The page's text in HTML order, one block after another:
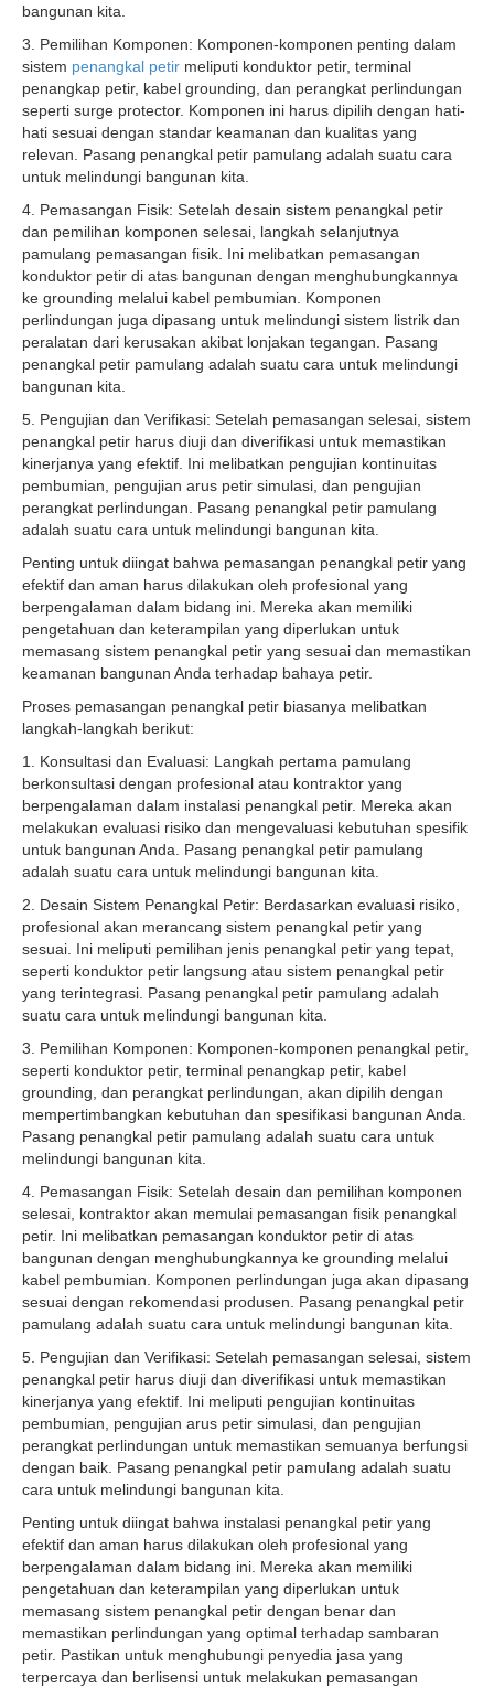
bangunan kita.
3. Pemilihan Komponen: Komponen-komponen penting dalam
sistem penangkal petir meliputi konduktor petir, terminal
penangkap petir, kabel grounding, dan perangkat perlindungan
seperti surge protector. Komponen ini harus dipilih dengan hati-
hati sesuai dengan standar keamanan dan kualitas yang
relevan. Pasang penangkal petir pamulang adalah suatu cara
untuk melindungi bangunan kita.
4. Pemasangan Fisik: Setelah desain sistem penangkal petir
dan pemilihan komponen selesai, langkah selanjutnya
pamulang pemasangan fisik. Ini melibatkan pemasangan
konduktor petir di atas bangunan dengan menghubungkannya
ke grounding melalui kabel pembumian. Komponen
perlindungan juga dipasang untuk melindungi sistem listrik dan
peralatan dari kerusakan akibat lonjakan tegangan. Pasang
penangkal petir pamulang adalah suatu cara untuk melindungi
bangunan kita.
5. Pengujian dan Verifikasi: Setelah pemasangan selesai, sistem
penangkal petir harus diuji dan diverifikasi untuk memastikan
kinerjanya yang efektif. Ini melibatkan pengujian kontinuitas
pembumian, pengujian arus petir simulasi, dan pengujian
perangkat perlindungan. Pasang penangkal petir pamulang
adalah suatu cara untuk melindungi bangunan kita.
Penting untuk diingat bahwa pemasangan penangkal petir yang
efektif dan aman harus dilakukan oleh profesional yang
berpengalaman dalam bidang ini. Mereka akan memiliki
pengetahuan dan keterampilan yang diperlukan untuk
memasang sistem penangkal petir yang sesuai dan memastikan
keamanan bangunan Anda terhadap bahaya petir.
Proses pemasangan penangkal petir biasanya melibatkan
langkah-langkah berikut:
1. Konsultasi dan Evaluasi: Langkah pertama pamulang
berkonsultasi dengan profesional atau kontraktor yang
berpengalaman dalam instalasi penangkal petir. Mereka akan
melakukan evaluasi risiko dan mengevaluasi kebutuhan spesifik
untuk bangunan Anda. Pasang penangkal petir pamulang
adalah suatu cara untuk melindungi bangunan kita.
2. Desain Sistem Penangkal Petir: Berdasarkan evaluasi risiko,
profesional akan merancang sistem penangkal petir yang
sesuai. Ini meliputi pemilihan jenis penangkal petir yang tepat,
seperti konduktor petir langsung atau sistem penangkal petir
yang terintegrasi. Pasang penangkal petir pamulang adalah
suatu cara untuk melindungi bangunan kita.
3. Pemilihan Komponen: Komponen-komponen penangkal petir,
seperti konduktor petir, terminal penangkap petir, kabel
grounding, dan perangkat perlindungan, akan dipilih dengan
mempertimbangkan kebutuhan dan spesifikasi bangunan Anda.
Pasang penangkal petir pamulang adalah suatu cara untuk
melindungi bangunan kita.
4. Pemasangan Fisik: Setelah desain dan pemilihan komponen
selesai, kontraktor akan memulai pemasangan fisik penangkal
petir. Ini melibatkan pemasangan konduktor petir di atas
bangunan dengan menghubungkannya ke grounding melalui
kabel pembumian. Komponen perlindungan juga akan dipasang
sesuai dengan rekomendasi produsen. Pasang penangkal petir
pamulang adalah suatu cara untuk melindungi bangunan kita.
5. Pengujian dan Verifikasi: Setelah pemasangan selesai, sistem
penangkal petir harus diuji dan diverifikasi untuk memastikan
kinerjanya yang efektif. Ini meliputi pengujian kontinuitas
pembumian, pengujian arus petir simulasi, dan pengujian
perangkat perlindungan untuk memastikan semuanya berfungsi
dengan baik. Pasang penangkal petir pamulang adalah suatu
cara untuk melindungi bangunan kita.
Penting untuk diingat bahwa instalasi penangkal petir yang
efektif dan aman harus dilakukan oleh profesional yang
berpengalaman dalam bidang ini. Mereka akan memiliki
pengetahuan dan keterampilan yang diperlukan untuk
memasang sistem penangkal petir dengan benar dan
memastikan perlindungan yang optimal terhadap sambaran
petir. Pastikan untuk menghubungi penyedia jasa yang
terpercaya dan berlisensi untuk melakukan pemasangan